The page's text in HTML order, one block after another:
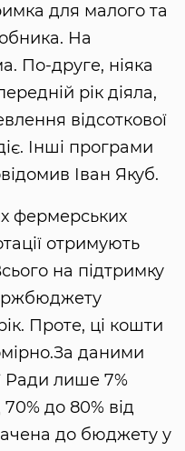
для малого та
На
По-друге, ніяка
рік діяла,
відсоткової
Інші програми
Іван Якуб.
фермерських
отримують
на підтримку
Проте, ці кошти
даними
Ради лише 7%
до 80% від
до бюджету у